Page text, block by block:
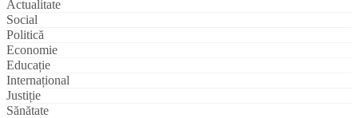
Actualitate
Social
Politică
Economie
Educație
Internațional
Justiție
Sănătate